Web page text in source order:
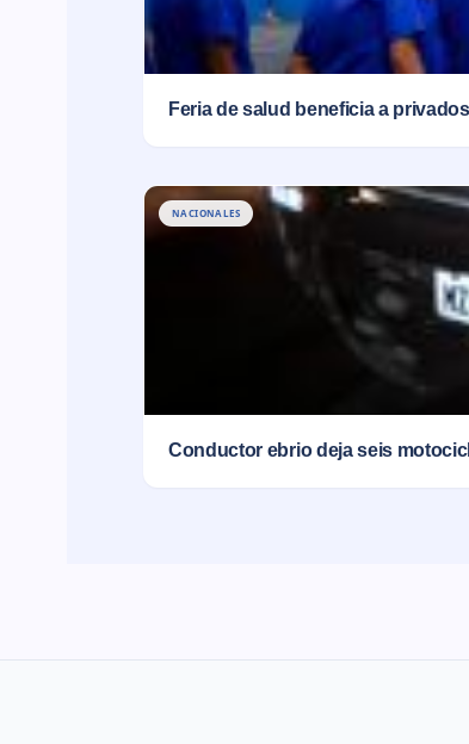
Feria de salud beneficia a
NACIONALES
Conductor ebrio deja seis